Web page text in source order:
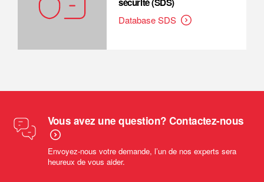
sécurité (SDS)
Database SDS
Vous avez une question? Contactez-nous
Envoyez-nous votre demande, l’un de nos experts sera
heureux de vous aider.